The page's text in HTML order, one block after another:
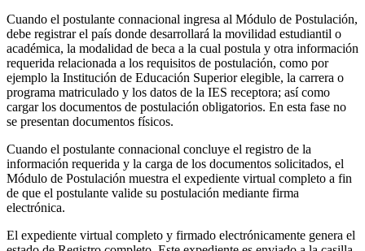
Cuando el postulante connacional ingresa al Módulo de Postulación,
debe registrar el país donde desarrollará la movilidad estudiantil o
académica, la modalidad de beca a la cual postula y otra información
requerida relacionada a los requisitos de postulación, como por
ejemplo la Institución de Educación Superior elegible, la carrera o
programa matriculado y los datos de la IES receptora; así como
cargar los documentos de postulación obligatorios. En esta fase no
se presentan documentos físicos.
Cuando el postulante connacional concluye el registro de la
información requerida y la carga de los documentos solicitados, el
Módulo de Postulación muestra el expediente virtual completo a fin
de que el postulante valide su postulación mediante firma
electrónica.
El expediente virtual completo y firmado electrónicamente genera el